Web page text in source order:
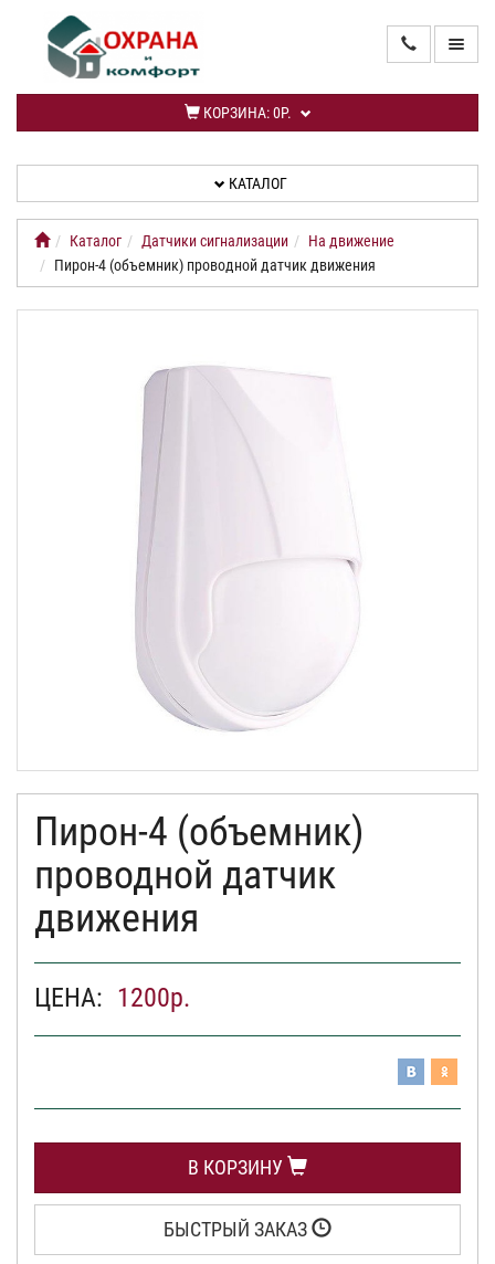
КОРЗИНА:0Р.
ГЛАВНАЯ
ИНФОРМАЦИЯ
КАТАЛОГ
Каталог Датчики сигнализации
На движение
Пирон-4 (объемник) проводной датчик движения
Пирон-4 (объемник)
проводной датчик
движения
ЦЕНА: 1200р.
В КОРЗИНУ
БЫСТРЫЙ ЗАКАЗ